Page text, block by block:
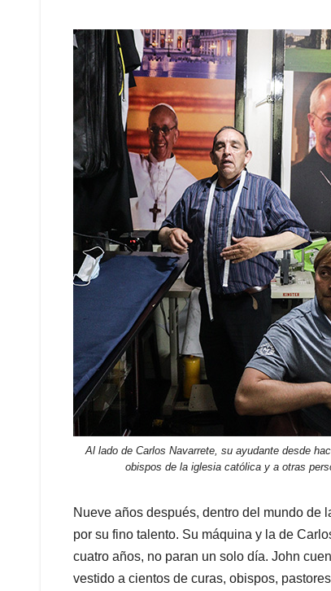
Al lado de Carlos Navarrete, su ayudante desde
obispos de la iglesia católica y a otras
Nueve años después, dentro del mundo de
por su fino talento. Su máquina y la de
cuatro años, no paran un solo día. John
vestido a cientos de curas, obispos,